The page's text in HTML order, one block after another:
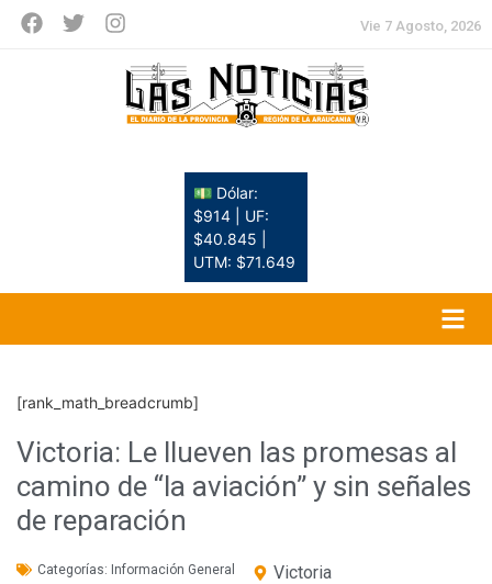
Vie 7 Agosto, 2026
💵 Dólar:
$914 | UF:
$40.845 |
UTM: $71.649
[rank_math_breadcrumb]
Victoria: Le llueven las promesas al
camino de “la aviación” y sin señales
de reparación
Categorías: Información General Victoria